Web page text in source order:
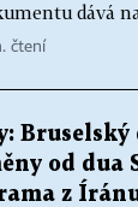
dává
čtení
Bruselský
od dua
z